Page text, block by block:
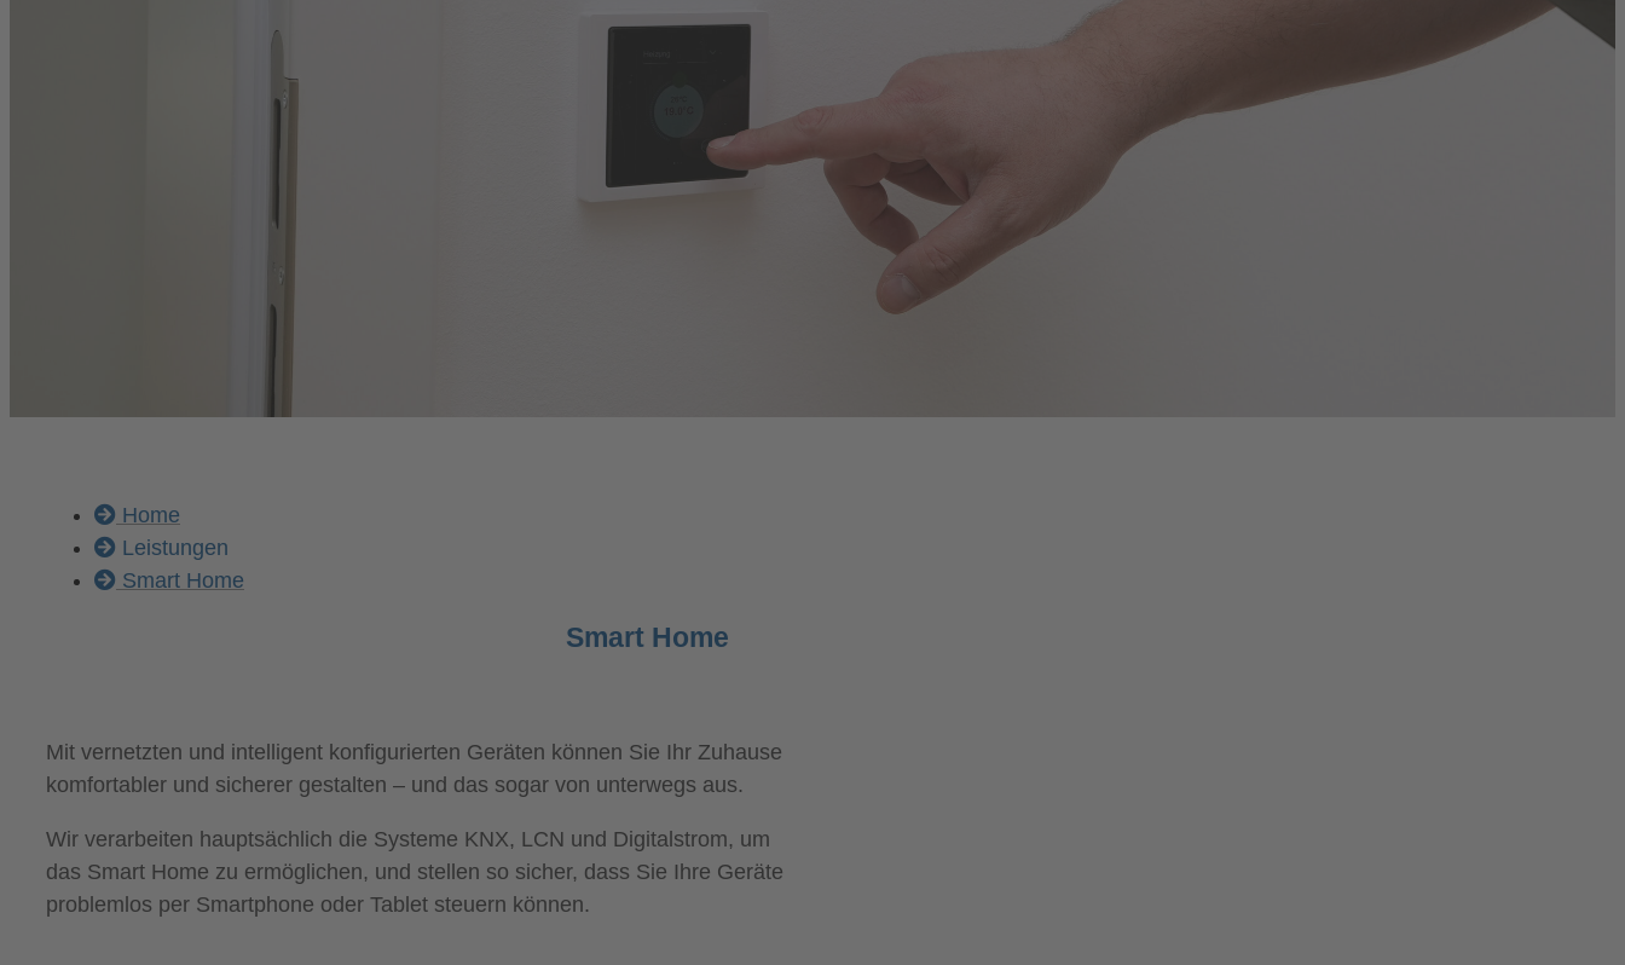
Home
Leistungen
Smart Home
Smart Home
Mit vernetzten und intelligent konfigurierten Geräten können Sie Ihr Zuhause
komfortabler und sicherer gestalten – und das sogar von unterwegs aus.
Wir verarbeiten hauptsächlich die Systeme KNX, LCN und Digitalstrom, um
das Smart Home zu ermöglichen, und stellen so sicher, dass Sie Ihre Geräte
problemlos per Smartphone oder Tablet steuern können.